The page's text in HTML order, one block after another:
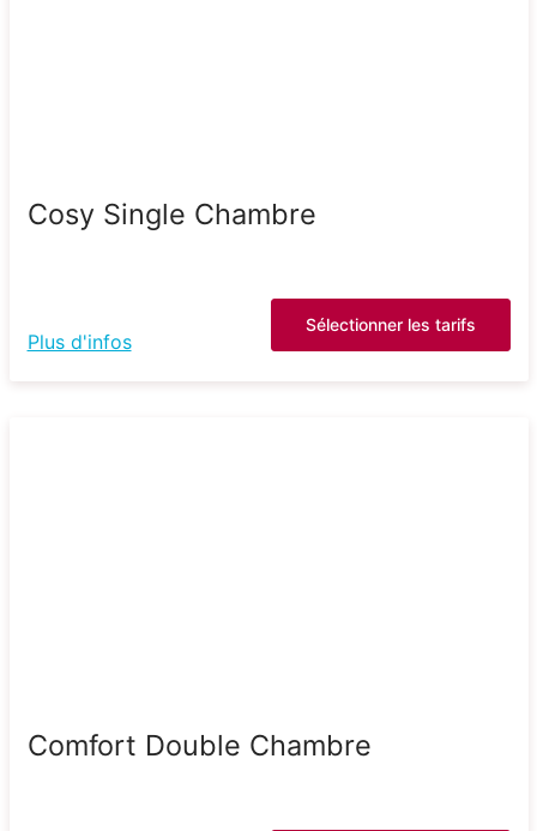
Cosy Single Chambre
Plus d'infos
Sélectionner les tarifs
Comfort Double Chambre